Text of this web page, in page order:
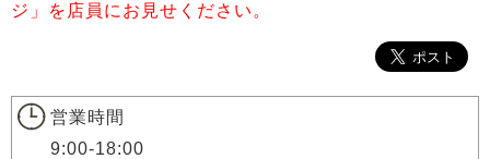
ジ」を店員にお見せください。
営業時間
9:00-18:00